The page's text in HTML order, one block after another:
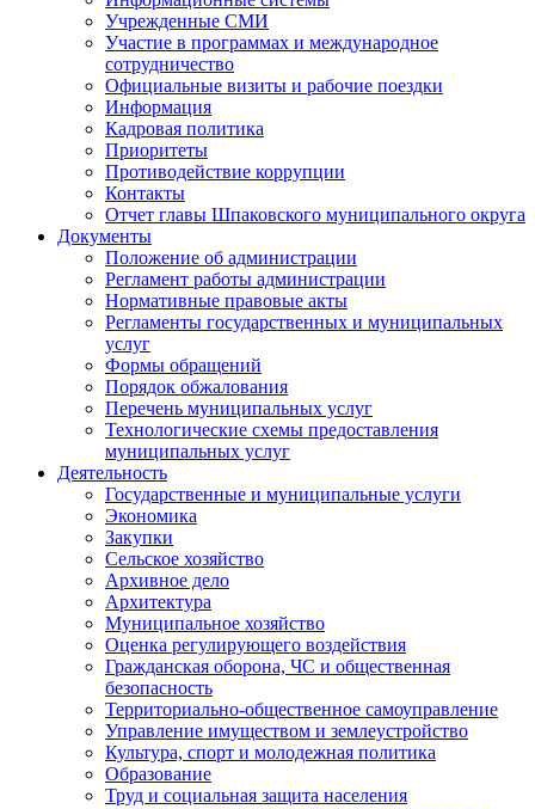
Учрежденные СМИ
Участие в программах и международное
сотрудничество
Официальные визиты и рабочие поездки
Информация
Кадровая политика
Приоритеты
Противодействие коррупции
Контакты
Отчет главы Шпаковского муниципального округа
Документы
Положение об администрации
Регламент работы администрации
Нормативные правовые акты
Регламенты государственных и муниципальных
услуг
Формы обращений
Порядок обжалования
Перечень муниципальных услуг
Технологические схемы предоставления
муниципальных услуг
Деятельность
Государственные и муниципальные услуги
Экономика
Закупки
Сельское хозяйство
Архивное дело
Архитектура
Муниципальное хозяйство
Оценка регулирующего воздействия
Гражданская оборона, ЧС и общественная
безопасность
Территориально-общественное самоуправление
Управление имуществом и землеустройство
Культура, спорт и молодежная политика
Образование
Труд и социальная защита населения